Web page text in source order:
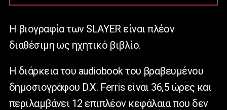
Η βιογραφία των SLAYER είναι πλέον
διαθέσιμη ως ηχητικό βιβλίο.
Η διάρκεια του audiobook του βραβευμένου
δημοσιογράφου D.X. Ferris είναι 36,5 ώρες και
περιλαμβάνει 12 επιπλέον κεφάλαια που δεν